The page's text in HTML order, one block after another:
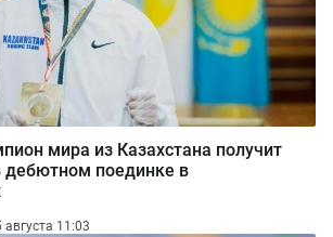
мира из Казахстана получит
дебютном поединке в
августа 11:03